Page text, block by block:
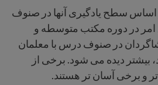
اساس سطح یادگیری آنها در صنوف
در دوره مکتب متوسطه و
در صنوف درس با معلمان
دیده می شود. برخی از
برخی آسان تر هستند.